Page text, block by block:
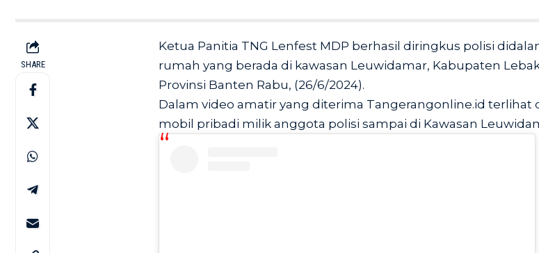
SHARE
Ketua Panitia TNG Lenfest MDP berhasil diringkus polisi
rumah yang berada di kawasan Leuwidamar, Kabupaten
Provinsi Banten Rabu, (26/6/2024).
Dalam video amatir yang diterima Tangerangonline.id terlihat
mobil pribadi milik anggota polisi sampai di Kawasan